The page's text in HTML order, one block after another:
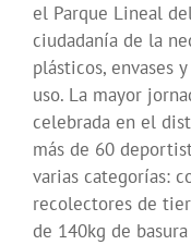
el Parque Lineal
ciudadanía de la
plásticos, envases
uso. La mayor
celebrada en el
más de 60
varias categorías:
recolectores de
de 140kg de